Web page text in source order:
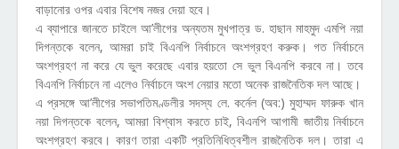
বাড়ানোর ওপর এবার বিশেষ নজর দেয়া হবে।
এ ব্যাপারে জানতে চাইলে আ’লীগের অন্যতম মুখপাত্র ড. হাছান মাহমুদ এমপি নয়া
দিগন্তকে বলেন, আমরা চাই বিএনপি নির্বাচনে অংশগ্রহণ করুক। গত নির্বাচনে
অংশগ্রহণ না করে যে ভুল করেছে এবার হয়তো সে ভুল বিএনপি করবে না। তবে
বিএনপি নির্বাচনে না এলেও নির্বাচনে অংশ নেয়ার মতো অনেক রাজনৈতিক দল আছে।
এ প্রসঙ্গে আ’লীগের সভাপতিমণ্ডলীর সদস্য লে. কর্নেল (অব:) মুহাম্মদ ফারুক খান
নয়া দিগন্তকে বলেন, আমরা বিশ্বাস করতে চাই, বিএনপি আগামী জাতীয় নির্বাচনে
অংশগ্রহণ করবে। কারণ তারা একটি প্রতিনিধিত্বশীল রাজনৈতিক দল। তারা এ